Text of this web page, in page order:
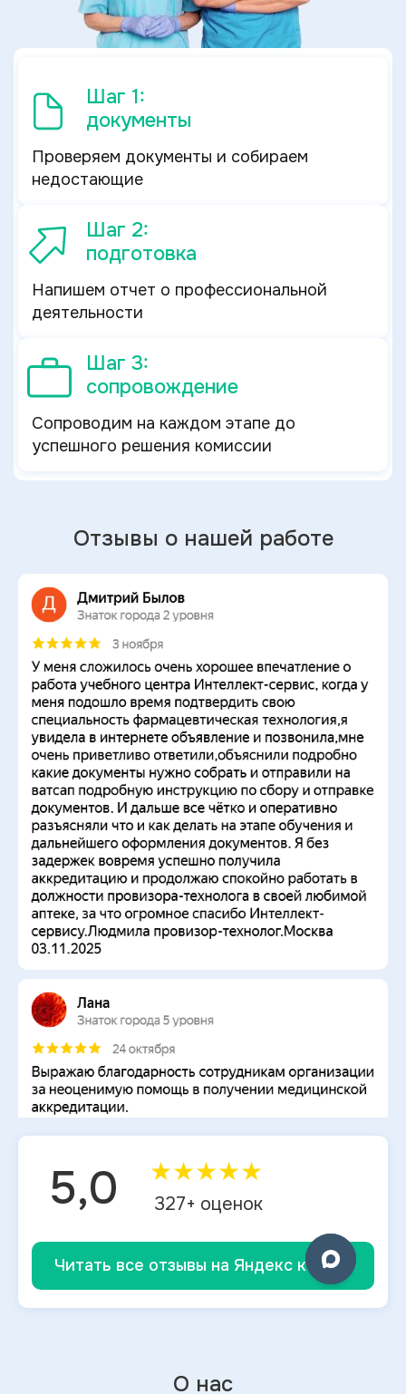
Шаг 1:
документы
Проверяем документы и собираем
недостающие
Шаг 2:
подготовка
Напишем отчет о профессиональной
деятельности
Шаг 3:
сопровождение
Сопроводим на каждом этапе до
успешного решения комиссии
Отзывы о нашей работе
5,0 ★★★★★
327+ оценок
Читать все отзывы на Яндекс картах
О нас